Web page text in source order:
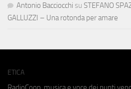
Antonio Bacciocchi su STEFANO
GALLUZZI – Una rotonda per amare
ETICA